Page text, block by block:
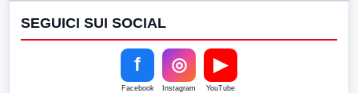
SEGUICI SUI SOCIAL
f
Facebook
◎
Instagram
▶
YouTube